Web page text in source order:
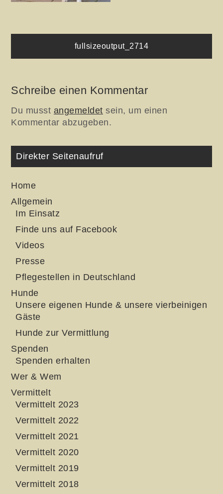
Beitragsnavigation
fullsizeoutput_2714
Schreibe einen Kommentar
Du musst angemeldet sein, um einen
Kommentar abzugeben.
Direkter Seitenaufruf
Home
Allgemein
Im Einsatz
Finde uns auf Facebook
Videos
Presse
Pflegestellen in Deutschland
Hunde
Unsere eigenen Hunde & unsere vierbeinigen
Gäste
Hunde zur Vermittlung
Spenden
Spenden erhalten
Wer & Wem
Vermittelt
Vermittelt 2023
Vermittelt 2022
Vermittelt 2021
Vermittelt 2020
Vermittelt 2019
Vermittelt 2018